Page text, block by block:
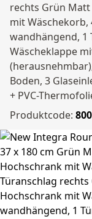
rechts Grün
mit Wäschekorb,
wandhängend, 1
Wäscheklappe
Boden, 3
+ PVC-
Produktcode: